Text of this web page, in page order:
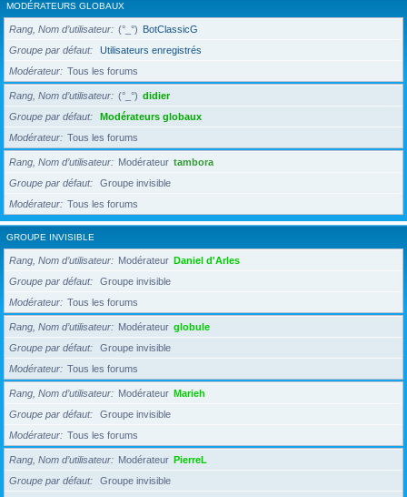
MODÉRATEURS GLOBAUX
Rang, Nom d’utilisateur (°_°) BotClassicG
Groupe par défaut
Utilisateurs enregistrés
Modérateur
Tous les forums
Rang, Nom d’utilisateur (°_°) didier
Groupe par défaut
Modérateurs globaux
Modérateur
Tous les forums
Rang, Nom d’utilisateur Modérateur tambora
Groupe par défaut
Groupe invisible
Modérateur
Tous les forums
GROUPE INVISIBLE
Rang, Nom d’utilisateur Modérateur Daniel d'Arles
Groupe par défaut
Groupe invisible
Modérateur
Tous les forums
Rang, Nom d’utilisateur Modérateur globule
Groupe par défaut
Groupe invisible
Modérateur
Tous les forums
Rang, Nom d’utilisateur Modérateur Marieh
Groupe par défaut
Groupe invisible
Modérateur
Tous les forums
Rang, Nom d’utilisateur Modérateur PierreL
Groupe par défaut
Groupe invisible